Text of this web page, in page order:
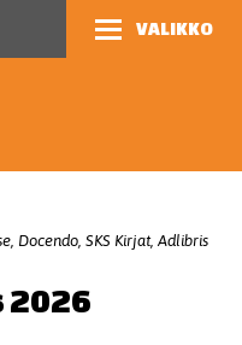
VALIKKO
Docendo, SKS Kirjat, Adlibris
2026